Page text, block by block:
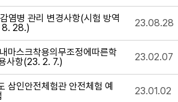
염병 관리 변경사항(시험 방역
28.)
23.08.28
마스크착용의무조정에따른학
사항(23. 2. 7.)
23.02.07
삼인안전체험관 안전체험 예
23.01.02